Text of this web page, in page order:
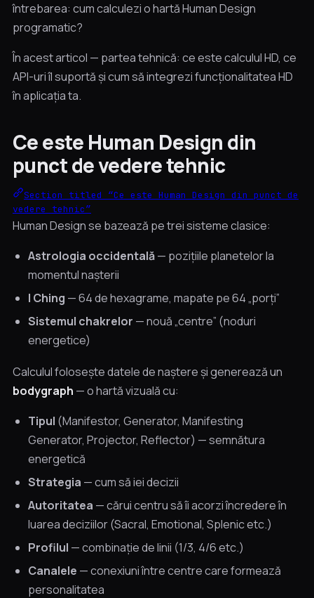
întrebarea: cum calculezi o hartă Human Design
programatic?
În acest articol — partea tehnică: ce este calculul HD, ce
API-uri îl suportă și cum să integrezi funcționalitatea HD
în aplicația ta.
Ce este Human Design din
punct de vedere tehnic
Section titled “Ce este Human Design din punct de
vedere tehnic”
Human Design se bazează pe trei sisteme clasice:
Astrologia occidentală— pozițiile planetelor la
momentul nașterii
I Ching — 64 de hexagrame, mapate pe 64 „porți”
Sistemul chakrelor — nouă „centre” (noduri
energetice)
Calculul folosește datele de naștere și generează un
bodygraph — o hartă vizuală cu:
Tipul (Manifestor, Generator, Manifesting
Generator, Projector, Reflector) — semnătura
energetică
Strategia — cum să iei decizii
Autoritatea — cărui centru să îi acorzi încredere în
luarea deciziilor (Sacral, Emotional, Splenic etc.)
Profilul — combinație de linii (1/3, 4/6 etc.)
Canalele — conexiuni între centre care formează
personalitatea